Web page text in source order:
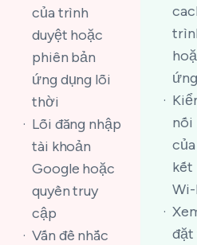
của trình
duyệt hoặc
phiên bản
ứng dụng lỗi
thời
Lỗi đăng nhập
tài khoản
Google hoặc
quyền truy
cập
Vấn đề nhắc
nối
kết
Wi-
đặt